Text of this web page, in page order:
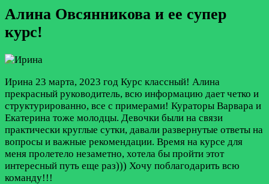
Алина Овсянникова и ее супер
курс!
Ирина 23 марта, 2023 год Курс классный! Алина
прекрасный руководитель, всю информацию дает четко и
структурированно, все с примерами! Кураторы Варвара и
Екатерина тоже молодцы. Девочки были на связи
практически круглые сутки, давали развернутые ответы на
вопросы и важные рекомендации. Время на курсе для
меня пролетело незаметно, хотела бы пройти этот
интересный путь еще раз))) Хочу поблагодарить всю
команду!!!